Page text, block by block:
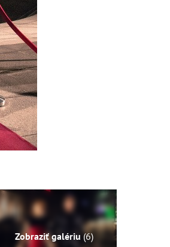
Zobraziť galériu(6)